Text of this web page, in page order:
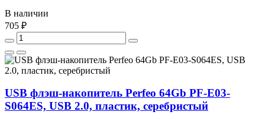
В наличии
705 ₽
USB флэш-накопитель Perfeo 64Gb PF-E03-
S064ES, USB 2.0, пластик, серебристый